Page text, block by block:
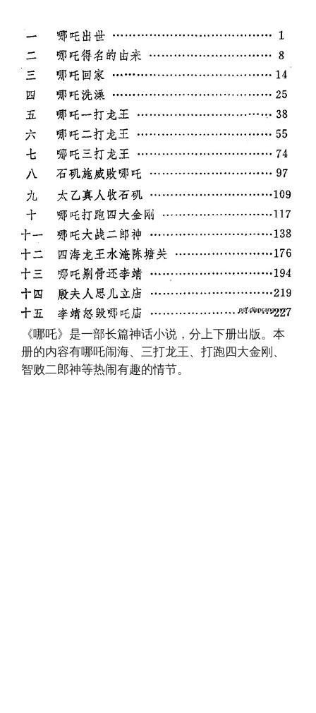
《哪吒》是一部长篇神话小说，分上下册出版。本
册的内容有哪吒闹海、三打龙王、打跑四大金刚、
智败二郎神等热闹有趣的情节。